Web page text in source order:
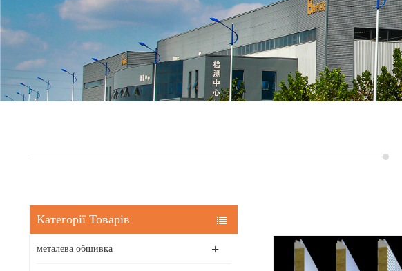
Категорії Товарів
металева обшивка